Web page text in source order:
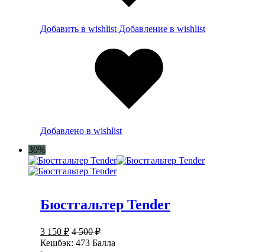
Добавить в wishlist Добавление в wishlist
Добавлено в wishlist
30%
Бюстгальтер Tender
3 150 ₽ 4 500₽
Кешбэк: 473 Балла